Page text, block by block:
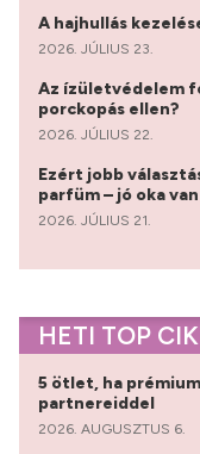
A hajhullás
2026. JÚLIUS 23.
Az ízületvédelem
porckopás ellen?
2026. JÚLIUS 22.
Ezért jobb
parfüm – jó oka van
2026. JÚLIUS 21.
HETI TOP
5 ötlet, ha
partnereiddel
2026. AUGUSZTUS 6.